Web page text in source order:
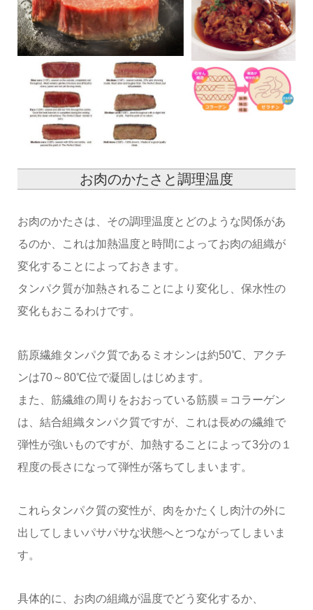
お肉のかたさと調理温度
お肉のかたさは、その調理温度とどのような関係があ
るのか、これは加熱温度と時間によってお肉の組織が
変化することによっておきます。
タンパク質が加熱されることにより変化し、保水性の
変化もおこるわけです。
筋原繊維タンパク質であるミオシンは約50℃、アクチ
ンは70～80℃位で凝固しはじめます。
また、筋繊維の周りをおおっている筋膜＝コラーゲン
は、結合組織タンパク質ですが、これは長めの繊維で
弾性が強いものですが、加熱することによって3分の１
程度の長さになって弾性が落ちてしまいます。
これらタンパク質の変性が、肉をかたくし肉汁の外に
出してしまいパサパサな状態へとつながってしまいま
す。
具体的に、お肉の組織が温度でどう変化するか、